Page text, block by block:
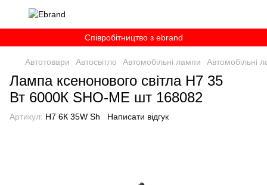
Співробітництво з ebrand
Автотовари Автосвітло Автомобільні лампи Автомобільні
Лампа ксенонового світла H7 35
Вт 6000К SHO-ME шт 168082
Артикул: Н7 6К 35W Sh Написати відгук